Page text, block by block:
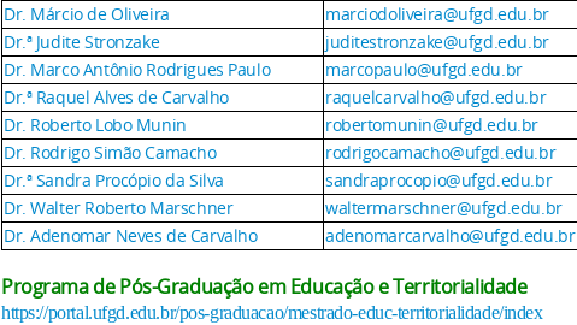
Dr. Márcio de Oliveira
marciodoliveira@ufgd.edu.br
Dr.ª Judite Stronzake
juditestronzake@ufgd.edu.br
Dr. Marco Antônio Rodrigues Paulo
marcopaulo@ufgd.edu.br
Dr.ª Raquel Alves de Carvalho
raquelcarvalho@ufgd.edu.br
Dr. Roberto Lobo Munin
robertomunin@ufgd.edu.br
Dr. Rodrigo Simão Camacho
rodrigocamacho@ufgd.edu.br
Dr.ª Sandra Procópio da Silva
sandraprocopio@ufgd.edu.br
Dr. Walter Roberto Marschner
waltermarschner@ufgd.edu.br
Dr. Adenomar Neves de Carvalho
adenomarcarvalho@ufgd.edu.br
Programa de Pós-Graduação em Educação e Territorialidade
https://portal.ufgd.edu.br/pos-graduacao/mestrado-educ-territorialidade/index